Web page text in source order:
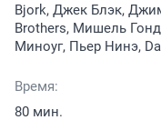
Bjork, Джек Блэк,
Brothers, Мишель
Миноуг, Пьер Нинэ,
Время:
80 мин.